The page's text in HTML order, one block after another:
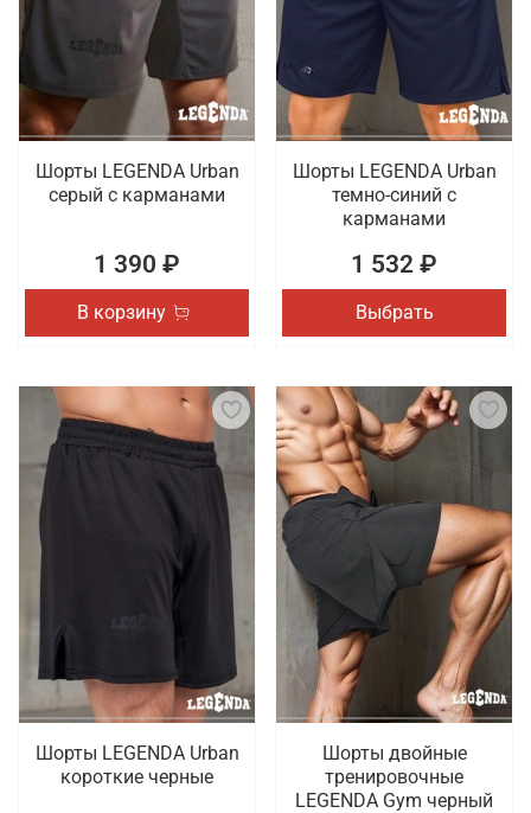
тренировок. Осуществляется оперативная
доставка покупок, оформленных в онлайн режиме,
по Санкт-Петербургу.
Шорты LEGENDA Urban
серый c карманами
1 390 ₽
В корзину
Шорты LEGENDA Urban
темно-синий с
карманами
1 532 ₽
Выбрать
Шорты LEGENDA Urban
короткие черные
Шорты двойные
тренировочные
LEGENDA Gym черный